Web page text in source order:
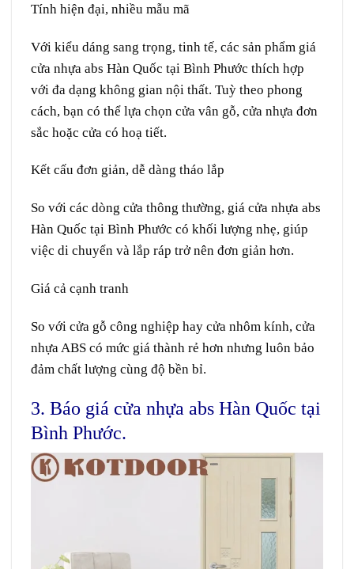
Tính hiện đại, nhiều mẫu mã
Với kiểu dáng sang trọng, tinh tế, các sản phẩm giá
cửa nhựa abs Hàn Quốc tại Bình Phước thích hợp
với đa dạng không gian nội thất. Tuỳ theo phong
cách, bạn có thể lựa chọn cửa vân gỗ, cửa nhựa đơn
sắc hoặc cửa có hoạ tiết.
Kết cấu đơn giản, dễ dàng tháo lắp
So với các dòng cửa thông thường, giá cửa nhựa abs
Hàn Quốc tại Bình Phước có khối lượng nhẹ, giúp
việc di chuyển và lắp ráp trở nên đơn giản hơn.
Giá cả cạnh tranh
So với cửa gỗ công nghiệp hay cửa nhôm kính, cửa
nhựa ABS có mức giá thành rẻ hơn nhưng luôn bảo
đảm chất lượng cùng độ bền bỉ.
3. Báo giá cửa nhựa abs Hàn Quốc tại
Bình Phước.